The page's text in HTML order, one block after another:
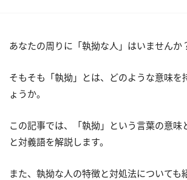
あなたの周りに「執拗な人」はいませんか
そもそも「執拗」とは、どのような意味を
ょうか。
この記事では、「執拗」という言葉の意味
と対義語を解説します。
また、執拗な人の特徴と対処法についても